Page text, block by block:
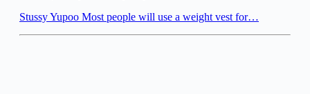
Stussy Yupoo Most people will use a weight vest for…